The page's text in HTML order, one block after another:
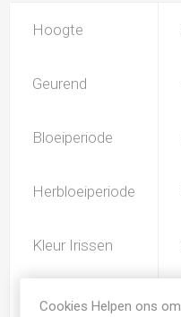
Hoogte
Geurend
Bloeiperiode
Herbloeiperiode
Kleur Irissen
Iris type
Cookies Helpen ons